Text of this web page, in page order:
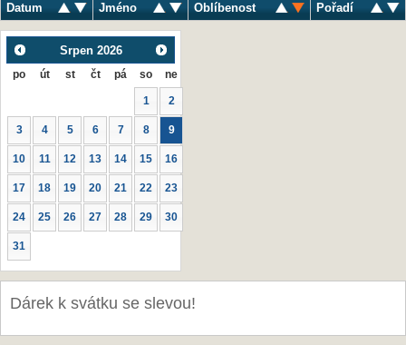
Datum Jméno Oblíbenost Pořadí
Srpen 2026
po út st čt pá so ne
1 2
3 4 5 6 7 8 9
10 11 12 13 14 15 16
17 18 19 20 21 22 23
24 25 26 27 28 29 30
31
Dárek k svátku se slevou!